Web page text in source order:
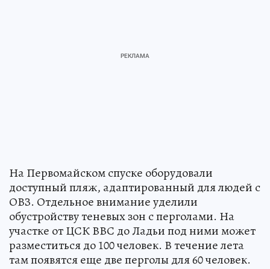
На Первомайском спуске оборудовали
доступный пляж, адаптированный для людей с
ОВЗ. Отдельное внимание уделили
обустройству теневых зон с перголами. На
участке от ЦСК ВВС до Ладьи под ними может
разместиться до 100 человек. В течение лета
там появятся еще две перголы для 60 человек.